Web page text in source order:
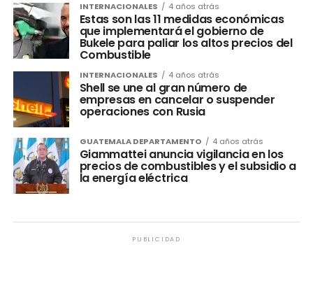
INTERNACIONALES 4 años atrás
Estas son las 11 medidas económicas
que implementará el gobierno de
Bukele para paliar los altos precios del
Combustible
INTERNACIONALES 4 años atrás
Shell se une al gran número de
empresas en cancelar o suspender
operaciones con Rusia
GUATEMALA DEPARTAMENTO 4 años atrás
Giammattei anuncia vigilancia en los
precios de combustibles y el subsidio a
la energía eléctrica
PUBLICIDAD